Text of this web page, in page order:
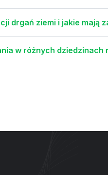
drgań ziemi i jakie mają
w różnych dziedzinach